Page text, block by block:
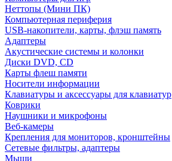
Неттопы (Мини ПК)
Компьютерная периферия
USB-накопители, карты, флэш память
Адаптеры
Акустические системы и колонки
Диски DVD, CD
Карты флеш памяти
Носители информации
Клавиатуры и аксессуары для клавиатур
Коврики
Наушники и микрофоны
Веб-камеры
Крепления для мониторов, кронштейны
Сетевые фильтры, адаптеры
Мыши